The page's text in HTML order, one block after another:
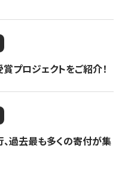
プロジェクトをご紹介！
過去最も多くの寄付が集